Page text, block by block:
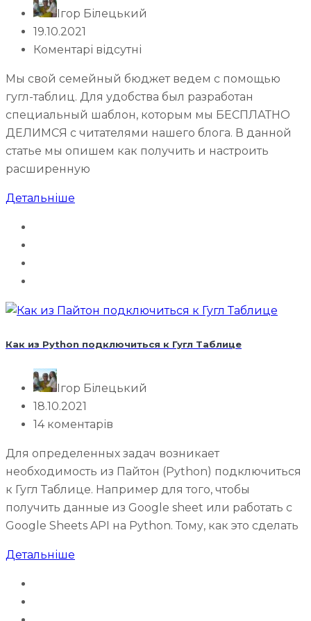
Ігор Білецький
19.10.2021
Коментарі відсутні
Мы свой семейный бюджет ведем с помощью
гугл-таблиц. Для удобства был разработан
специальный шаблон, которым мы БЕСПЛАТНО
ДЕЛИМСЯ с читателями нашего блога. В данной
статье мы опишем как получить и настроить
расширенную
Детальніше
Как из Python подключиться к Гугл Таблице
Ігор Білецький
18.10.2021
14 коментарів
Для определенных задач возникает
необходимость из Пайтон (Python) подключиться
к Гугл Таблице. Например для того, чтобы
получить данные из Google sheet или работать с
Google Sheets API на Python. Тому, как это сделать
Детальніше